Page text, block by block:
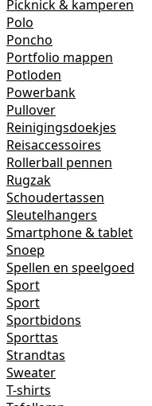
Picknick & kamperen
Polo
Poncho
Portfolio mappen
Potloden
Powerbank
Pullover
Reinigingsdoekjes
Reisaccessoires
Rollerball pennen
Rugzak
Schoudertassen
Sleutelhangers
Smartphone & tablet
Snoep
Spellen en speelgoed
Sport
Sport
Sportbidons
Sporttas
Strandtas
Sweater
T-shirts